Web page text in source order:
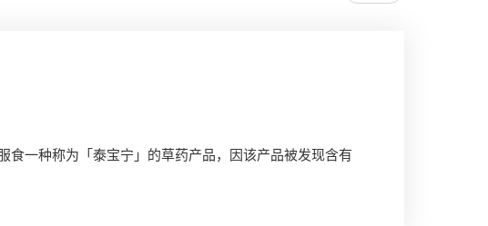
食一种称为「泰宝宁」的草药产品，因该产品被发现含有